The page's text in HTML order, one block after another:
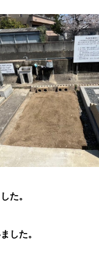
た。
した。